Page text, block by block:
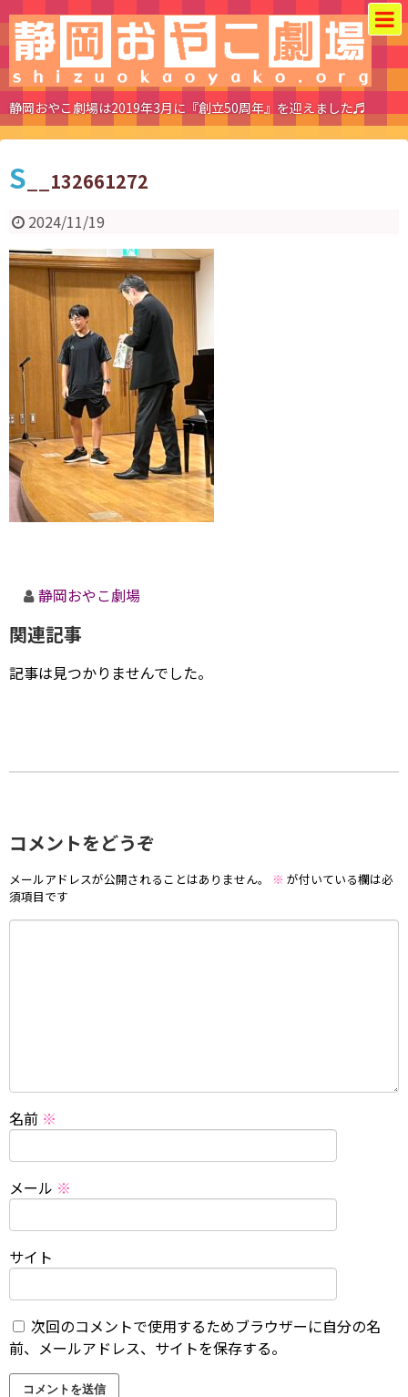
静岡おやこ劇場は2019年3月に『創立50周年』を迎えました♬
S __132661272
2024/11/19
静岡おやこ劇場
関連記事
記事は見つかりませんでした。
コメントをどうぞ
メールアドレスが公開されることはありません。 ※ が付いている欄は必
須項目です
名前 ※
メール ※
サイト
次回のコメントで使用するためブラウザーに自分の名
前、メールアドレス、サイトを保存する。